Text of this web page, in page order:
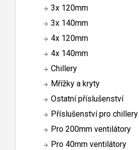
3x 120mm
3x 140mm
4x 120mm
4x 140mm
Chillery
Mřížky a kryty
Ostatní příslušenství
Příslušenství pro chillery
Pro 200mm ventilátory
Pro 40mm ventilátory